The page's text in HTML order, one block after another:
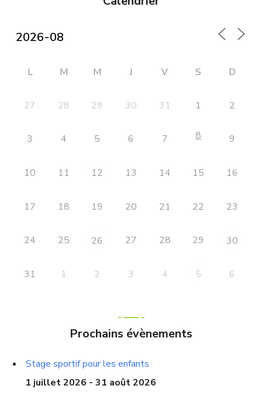
L M M J V S D
27 28 29 30 31 1 2
3 4 5 6 7 8 9
10 11 12 13 14 15 16
17 18 19 20 21 22 23
24 25 26 27 28 29 30
31 1 2 3 4 5 6
Prochains évènements
Stage sportif pour les enfants
1 juillet 2026 - 31 août 2026